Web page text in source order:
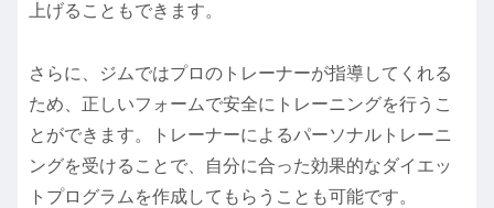
上げることもできます。
さらに、ジムではプロのトレーナーが指導してくれる
ため、正しいフォームで安全にトレーニングを行うこ
とができます。トレーナーによるパーソナルトレーニ
ングを受けることで、自分に合った効果的なダイエッ
トプログラムを作成してもらうことも可能です。